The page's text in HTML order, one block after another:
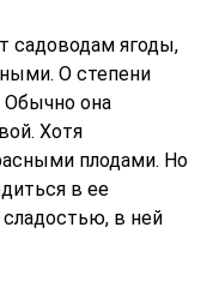
садоводам ягоды,
О степени
Обычно она
Хотя
плодами. Но
в ее
сладостью, в ней